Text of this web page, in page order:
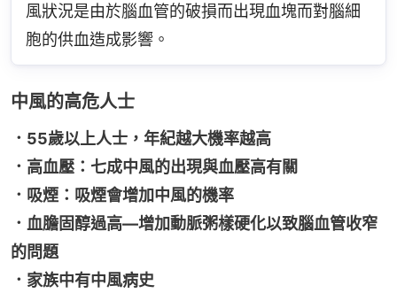
風狀況是由於腦血管的破損而出現血塊而對腦細
胞的供血造成影響。
中風的高危人士
．55歲以上人士，年紀越大機率越高
．高血壓：七成中風的出現與血壓高有關
．吸煙：吸煙會增加中風的機率
．血膽固醇過高—增加動脈粥樣硬化以致腦血管收窄
的問題
．家族中有中風病史